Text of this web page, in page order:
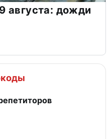
августа: дожди